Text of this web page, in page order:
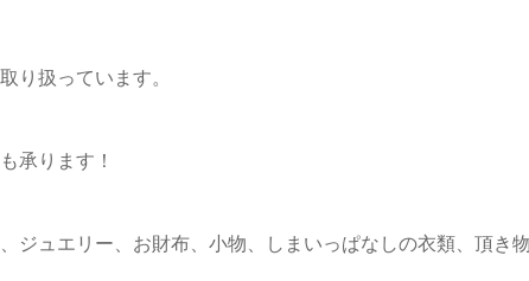
り扱っています。
承ります！
ジュエリー、お財布、小物、しまいっぱなしの衣類、頂き